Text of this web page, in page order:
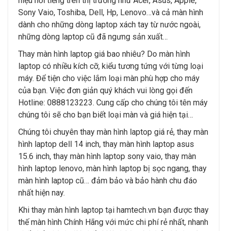
Sony Vaio, Toshiba, Dell, Hp, Lenovo…và cả màn hình
dành cho những dòng laptop xách tay từ nước ngoài,
những dòng laptop cũ đã ngưng sản xuất…
Thay màn hình laptop giá bao nhiêu? Do màn hình
laptop có nhiều kích cỡ, kiểu tương tứng với từng loại
máy. Để tiện cho việc lắm loại màn phù hợp cho máy
của bạn. Việc đơn giản quý khách vui lòng gọi đến
Hotline: 0888123223. Cung cấp cho chúng tôi tên máy
chúng tôi sẽ cho bạn biết loại màn và giá hiện tại…
Chúng tôi chuyên thay màn hình laptop giá rẻ, thay màn
hình laptop dell 14 inch, thay màn hình laptop asus
15.6 inch, thay màn hình laptop sony vaio, thay màn
hình laptop lenovo, màn hình laptop bị sọc ngang, thay
màn hình laptop cũ… đảm bảo và bảo hành chu đáo
nhất hiện nay.
Khi thay màn hình laptop tại hamtech.vn bạn được thay
thế màn hình Chính Hãng với mức chi phí rẻ nhất, nhanh